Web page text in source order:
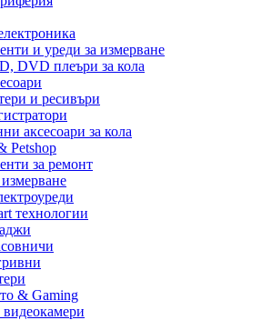
и уреди за измерване
DVD плеъри за кола
и ресивъри
аксесоари за кола
Petshop
за ремонт
технологии
& Gaming